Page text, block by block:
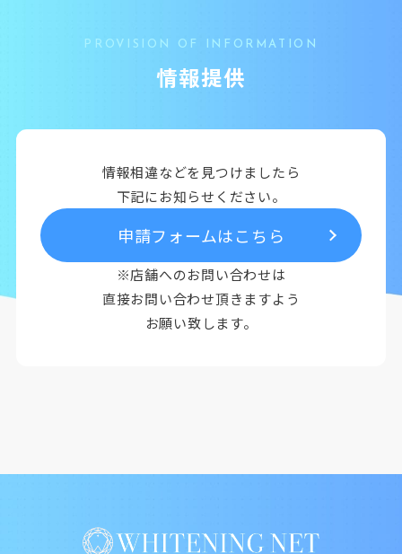
PROVISION OF INFORMATION
情報提供
情報相違などを見つけましたら
下記にお知らせください。
申請フォームはこちら
※店舗へのお問い合わせは
直接お問い合わせ頂きますよう
お願い致します。